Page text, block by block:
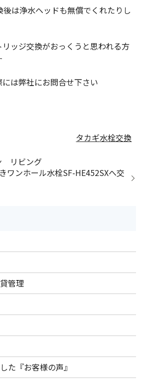
は浄水ヘッドも無償でくれたりし
ッジ交換がおっくうと思われる方
は弊社にお問合せ下さい
タカギ水栓交換
リビング
ワンホール水栓SF-HE452SXへ交
管理
た『お客様の声』